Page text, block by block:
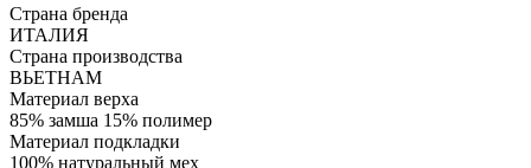
Страна бренда
ИТАЛИЯ
Страна производства
ВЬЕТНАМ
Материал верха
85% замша 15% полимер
Материал подкладки
100% натуральный мех